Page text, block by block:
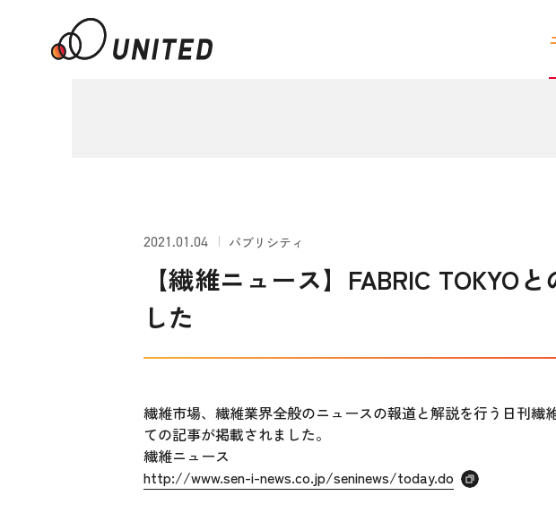
2021.01.04 パブリシティ
【繊維ニュース】FABRIC TOKYO
した
繊維市場、繊維業界全般のニュースの報道と解説を行う日刊繊
ての記事が掲載されました。
繊維ニュース
http://www.sen-i-news.co.jp/seninews/today.do